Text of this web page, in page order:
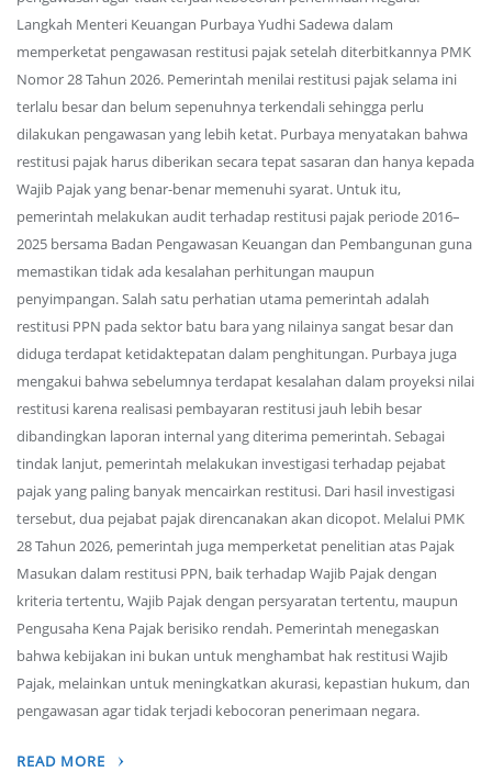
Langkah Menteri Keuangan Purbaya Yudhi Sadewa dalam
memperketat pengawasan restitusi pajak setelah diterbitkannya PMK
Nomor 28 Tahun 2026. Pemerintah menilai restitusi pajak selama ini
terlalu besar dan belum sepenuhnya terkendali sehingga perlu
dilakukan pengawasan yang lebih ketat. Purbaya menyatakan bahwa
restitusi pajak harus diberikan secara tepat sasaran dan hanya kepada
Wajib Pajak yang benar-benar memenuhi syarat. Untuk itu,
pemerintah melakukan audit terhadap restitusi pajak periode 2016–
2025 bersama Badan Pengawasan Keuangan dan Pembangunan guna
memastikan tidak ada kesalahan perhitungan maupun
penyimpangan. Salah satu perhatian utama pemerintah adalah
restitusi PPN pada sektor batu bara yang nilainya sangat besar dan
diduga terdapat ketidaktepatan dalam penghitungan. Purbaya juga
mengakui bahwa sebelumnya terdapat kesalahan dalam proyeksi nilai
restitusi karena realisasi pembayaran restitusi jauh lebih besar
dibandingkan laporan internal yang diterima pemerintah. Sebagai
tindak lanjut, pemerintah melakukan investigasi terhadap pejabat
pajak yang paling banyak mencairkan restitusi. Dari hasil investigasi
tersebut, dua pejabat pajak direncanakan akan dicopot. Melalui PMK
28 Tahun 2026, pemerintah juga memperketat penelitian atas Pajak
Masukan dalam restitusi PPN, baik terhadap Wajib Pajak dengan
kriteria tertentu, Wajib Pajak dengan persyaratan tertentu, maupun
Pengusaha Kena Pajak berisiko rendah. Pemerintah menegaskan
bahwa kebijakan ini bukan untuk menghambat hak restitusi Wajib
Pajak, melainkan untuk meningkatkan akurasi, kepastian hukum, dan
pengawasan agar tidak terjadi kebocoran penerimaan negara.
READ MORE